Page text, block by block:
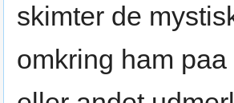
skimter de
omkring ham